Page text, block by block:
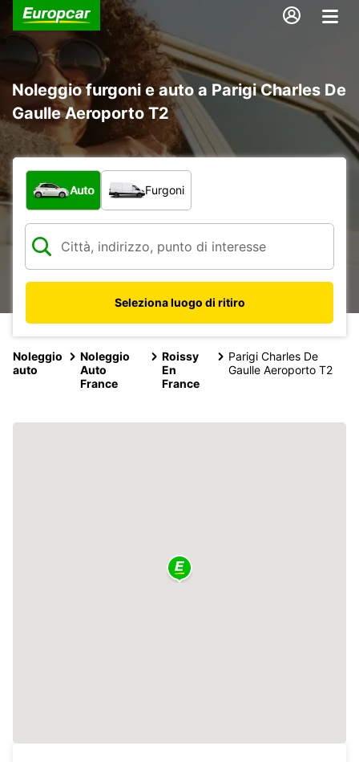
Noleggio furgoni e auto a Parigi Charles De
Gaulle Aeroporto T2
Scegli la tipologia di veicolo:
Auto Furgoni
Seleziona luogo di ritiro
Noleggio
auto
Noleggio
Auto
France
Roissy
En
France
Parigi Charles De
Gaulle Aeroporto T2